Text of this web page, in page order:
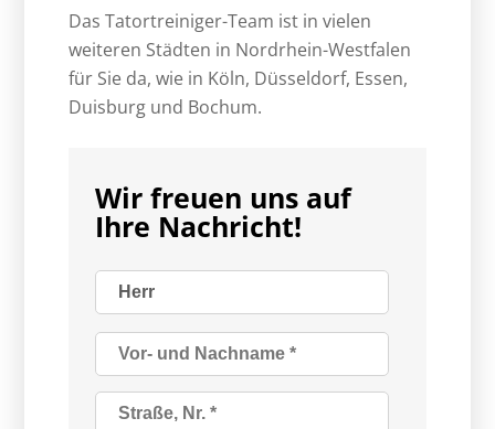
Das Tatortreiniger-Team ist in vielen
weiteren Städten in Nordrhein-Westfalen
für Sie da, wie in Köln, Düsseldorf, Essen,
Duisburg und Bochum.
Wir freuen uns auf
Ihre Nachricht!